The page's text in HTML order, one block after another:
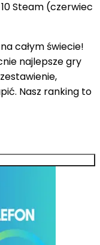
Steam (czerwiec
całym świecie!
najlepsze gry
Nasz ranking to